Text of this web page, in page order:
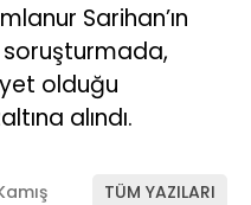
Sarihan’ın
olduğu
alındı.
TÜM YAZILARI